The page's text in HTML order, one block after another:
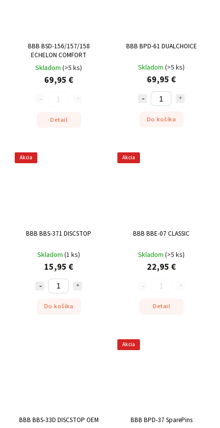
BBB BSD-156/157/158
ECHELON COMFORT
Skladom (>5 ks)
69,95 €
Detail
BBB BPD-61 DUALCHOICE
Skladom (>5 ks)
69,95 €
Do košíka
Akcia
BBB BBS-371 DISCSTOP
Skladom (1 ks)
15,95 €
Do košíka
Akcia
BBB BBE-07 CLASSIC
Skladom (>5 ks)
22,95 €
Detail
BBB BBS-33D DISCSTOP OEM
Akcia
BBB BPD-37 SparePins